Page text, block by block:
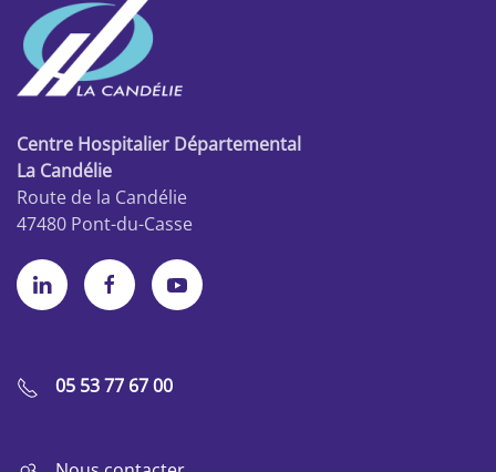
Centre Hospitalier Départemental
La Candélie
Route de la Candélie
47480 Pont-du-Casse
05 53 77 67 00